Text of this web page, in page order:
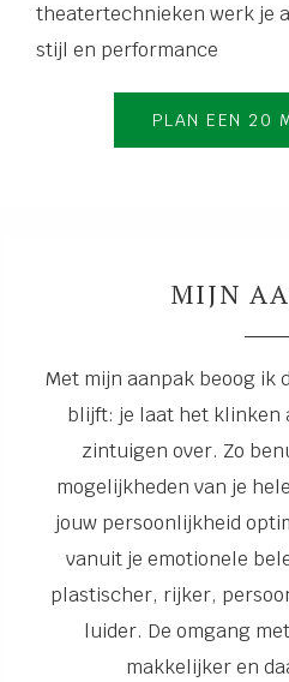
theatertechnieken werk je
stijl en performance
PLAN EEN 20
MIJN
Met mijn aanpak beoog ik
blijft: je laat het klinken
zintuigen over. Zo
mogelijkheden van je
jouw persoonlijkheid
vanuit je emotionele
plastischer, rijker,
luider. De omgang
makkelijker en